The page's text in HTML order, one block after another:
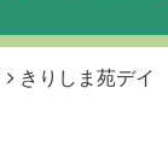
きりしま苑デ